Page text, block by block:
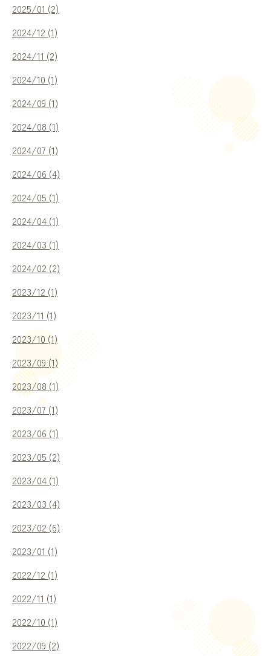
2025/01 (2)
2024/12 (1)
2024/11 (2)
2024/10 (1)
2024/09 (1)
2024/08 (1)
2024/07 (1)
2024/06 (4)
2024/05 (1)
2024/04 (1)
2024/03 (1)
2024/02 (2)
2023/12 (1)
2023/11 (1)
2023/10 (1)
2023/09 (1)
2023/08 (1)
2023/07 (1)
2023/06 (1)
2023/05 (2)
2023/04 (1)
2023/03 (4)
2023/02 (6)
2023/01 (1)
2022/12 (1)
2022/11 (1)
2022/10 (1)
2022/09 (2)